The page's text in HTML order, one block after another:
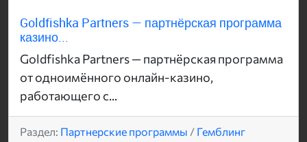
Goldfishka Partners — партнёрская программа
казино...
Goldfishka Partners — партнёрская программа
от одноимённого онлайн-казино,
работающего с...
Раздел: Партнерские программы / Гемблинг